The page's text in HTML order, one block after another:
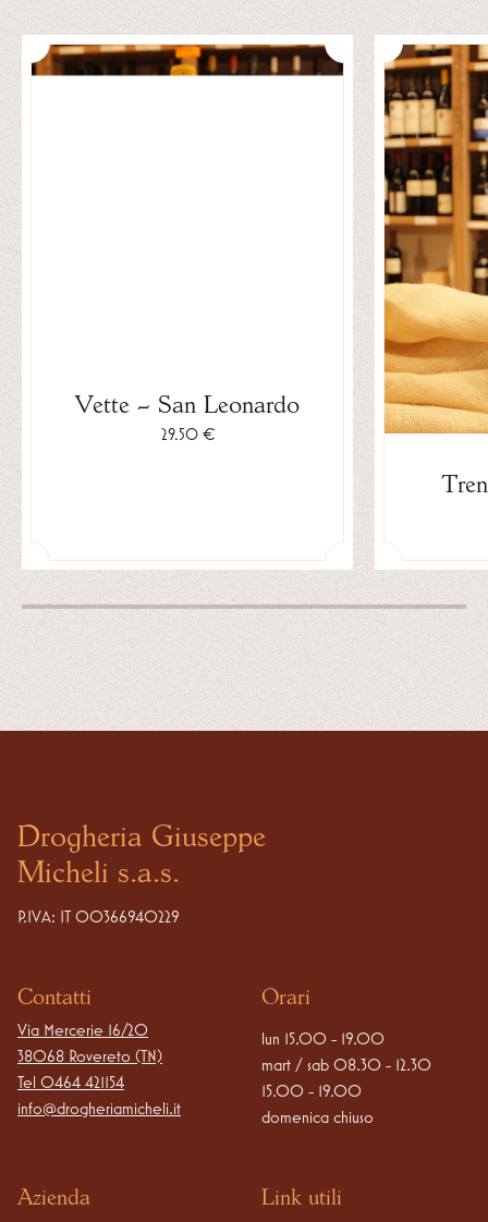
Vette – San Leonardo
29.50 €
Drogheria Giuseppe
Micheli s.a.s.
P.IVA: IT 00366940229
Contatti
Via Mercerie 16/20
38068 Rovereto (TN)
Tel 0464 421154
info@drogheriamicheli.it
Orari
lun 15.00 - 19.00
mart / sab 08.30 - 12.30
15.00 - 19.00
domenica chiuso
Azienda Link utili